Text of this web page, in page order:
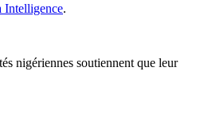
Intelligence.
nigériennes soutiennent que leur